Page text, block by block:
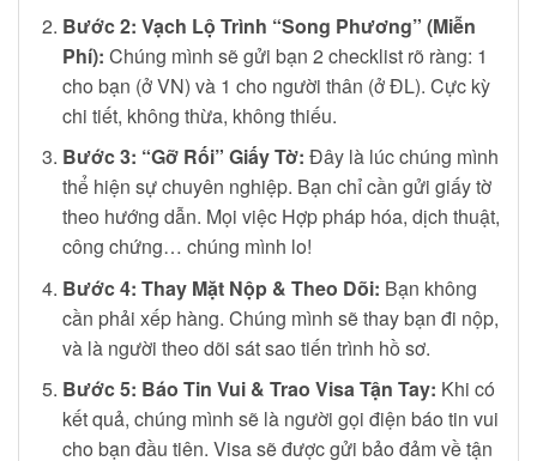
Bước 2: Vạch Lộ Trình “Song Phương” (Miễn
Phí): Chúng mình sẽ gửi bạn 2 checklist rõ ràng: 1
cho bạn (ở VN) và 1 cho người thân (ở ĐL). Cực kỳ
chi tiết, không thừa, không thiếu.
Bước 3: “Gỡ Rối” Giấy Tờ: Đây là lúc chúng mình
thể hiện sự chuyên nghiệp. Bạn chỉ cần gửi giấy tờ
theo hướng dẫn. Mọi việc Hợp pháp hóa, dịch thuật,
công chứng… chúng mình lo!
Bước 4: Thay Mặt Nộp & Theo Dõi: Bạn không
cần phải xếp hàng. Chúng mình sẽ thay bạn đi nộp,
và là người theo dõi sát sao tiến trình hồ sơ.
Bước 5: Báo Tin Vui & Trao Visa Tận Tay: Khi có
kết quả, chúng mình sẽ là người gọi điện báo tin vui
cho bạn đầu tiên. Visa sẽ được gửi bảo đảm về tận